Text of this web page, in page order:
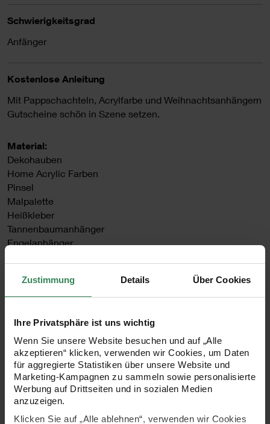
Zustimmung Details Über Cookies
Ihre Privatsphäre ist uns wichtig
Wenn Sie unsere Website besuchen und auf „Alle
akzeptieren“ klicken, verwenden wir Cookies, um Daten
für aggregierte Statistiken über unsere Website und
Marketing-Kampagnen zu sammeln sowie personalisierte
Werbung auf Drittseiten und in sozialen Medien
anzuzeigen.
Klicken Sie auf „Alle ablehnen“, verwenden wir Cookies
Schwierigkeitsgrad
Anfänger
Kostenlose Anleitung
Mit Pappschachteln, Acrylfarbe und Weihnachtsanhängern
Gutscheine schön in Szene setzen.
Material:
Dekohauben
Home Acrylic Farben
Pinsel
Malpalette
Heißkleber
Tannenbaumanhänger
Engelanhänger
Streichholzschachteln
Juteschnur
Hilfreich sind auch:
Malunterlage
Diverse Tücher zum Reinigen
Pigmentliner
Karte (weiß)